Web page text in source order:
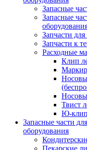
Запасные
Запасные
Запчасти для
Запчасти к
Расходные
Клип
Твист
Ю-
Запасные части
оборудования
Пекарские